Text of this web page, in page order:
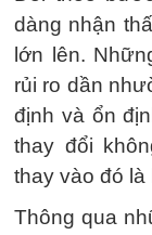
dàng nhận
lớn lên.
rủi ro dần
định và ổn
thay đổi
thay vào đó
Thông qua